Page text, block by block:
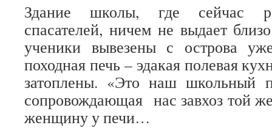
Здание школы, где сейчас
спасателей, ничем не выдает
ученики вывезены с острова
походная печь – эдакая полевая
затоплены. «Это наш
сопровождающая нас завхоз той
женщину у печи…